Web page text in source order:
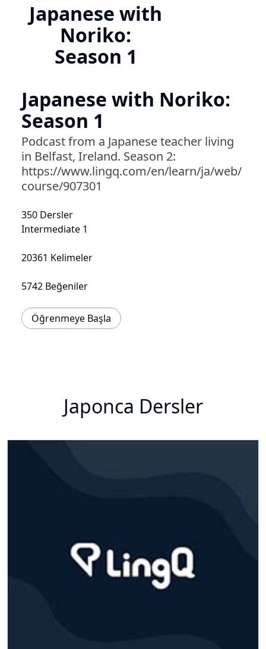
Japanese with
Noriko:
Season 1
Japanese with Noriko:
Season 1
Podcast from a Japanese teacher living
in Belfast, Ireland. Season 2:
https://www.lingq.com/en/learn/ja/web/
course/907301
350 Dersler
Intermediate 1
20361 Kelimeler
5742 Beğeniler
Öğrenmeye Başla
Japonca Dersler